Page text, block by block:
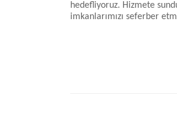
hedefliyoruz. Hizmete
imkanlarımızı seferber